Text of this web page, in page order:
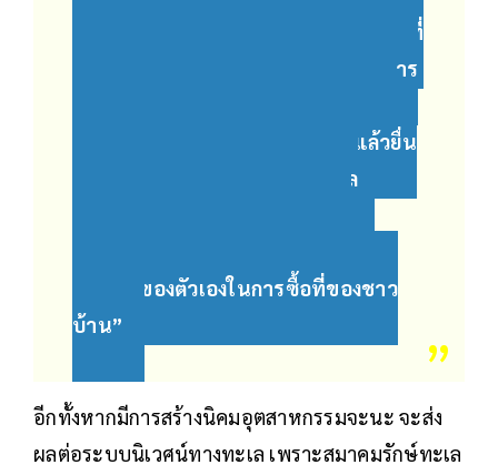
พื้นที่สาธารณะ เป็นพื้นที่ท่องเที่ยว พื้นที่
ทำกิน และมีผลเสียตามมาด้วยซ้ำ นักการ
ที่ดินราคาถูกเพื่อทำอุตสาหกรรมแล้วยื่น
พิจารณาเพื่อเก็งราคาที่ดินเอาผล
อิทธิพลของตัวเองในการซื้อที่ของชาว
บ้าน”
อีกทั้งหากมีการสร้างนิคมอุตสาหกรรมจะนะ จะส่ง
ผลต่อระบบนิเวศน์ทางทะเล เพราะสมาคมรักษ์ทะเล